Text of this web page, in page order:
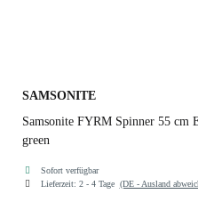
SAMSONITE
Samsonite FYRM Spinner 55 cm
green
Sofort verfügbar
Lieferzeit: 2 - 4 Tage (DE - Ausland